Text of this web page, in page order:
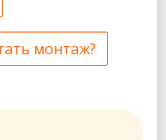
монтаж?